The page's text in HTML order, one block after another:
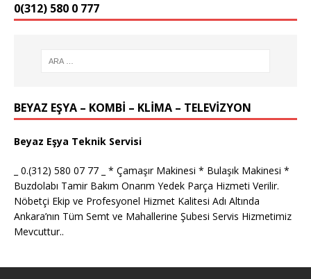
0(312) 580 0 777
BEYAZ EŞYA – KOMBİ – KLİMA – TELEVİZYON
Beyaz Eşya Teknik Servisi
_ 0.(312) 580 07 77 _ * Çamaşır Makinesi * Bulaşık Makinesi *
Buzdolabı Tamir Bakım Onarım Yedek Parça Hizmeti Verilir.
Nöbetçi Ekip ve Profesyonel Hizmet Kalitesi Adı Altında
Ankara’nın Tüm Semt ve Mahallerine Şubesi Servis Hizmetimiz
Mevcuttur..